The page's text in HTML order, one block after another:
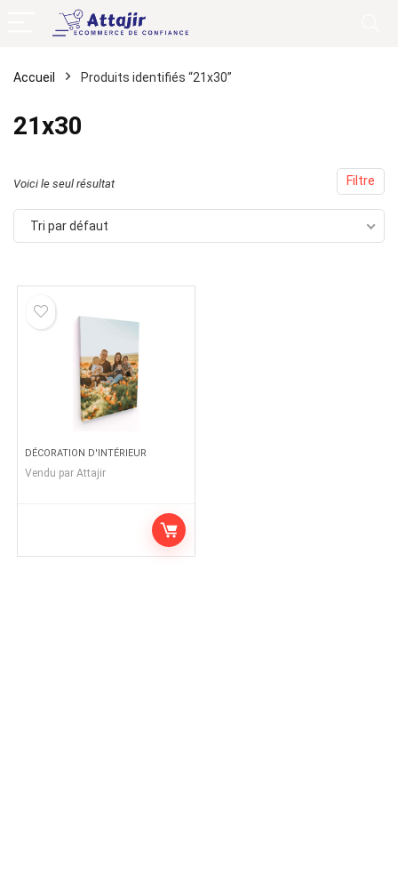
Accueil Produits identifiés “21x30”
21x30
Filtre
Voici le seul résultat
Tri par défaut
DÉCORATION D'INTÉRIEUR
Vendu par Attajir